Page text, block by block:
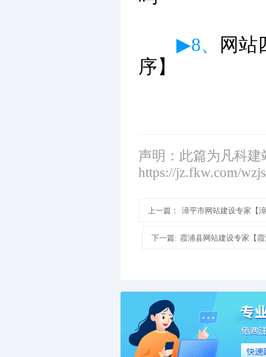
▶8、
网站
序】
声明：此篇为凡科
https://jz.fkw.com/
上一篇： 漳平市网站建设专家【
下一篇: 霞浦县网站建设专家【